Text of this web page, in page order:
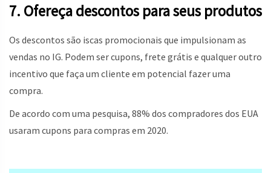
7. Ofereça descontos para seus produtos
Os descontos são iscas promocionais que impulsionam as
vendas no IG. Podem ser cupons, frete grátis e qualquer outro
incentivo que faça um cliente em potencial fazer uma
compra.
De acordo com uma pesquisa, 88% dos compradores dos EUA
usaram cupons para compras em 2020.